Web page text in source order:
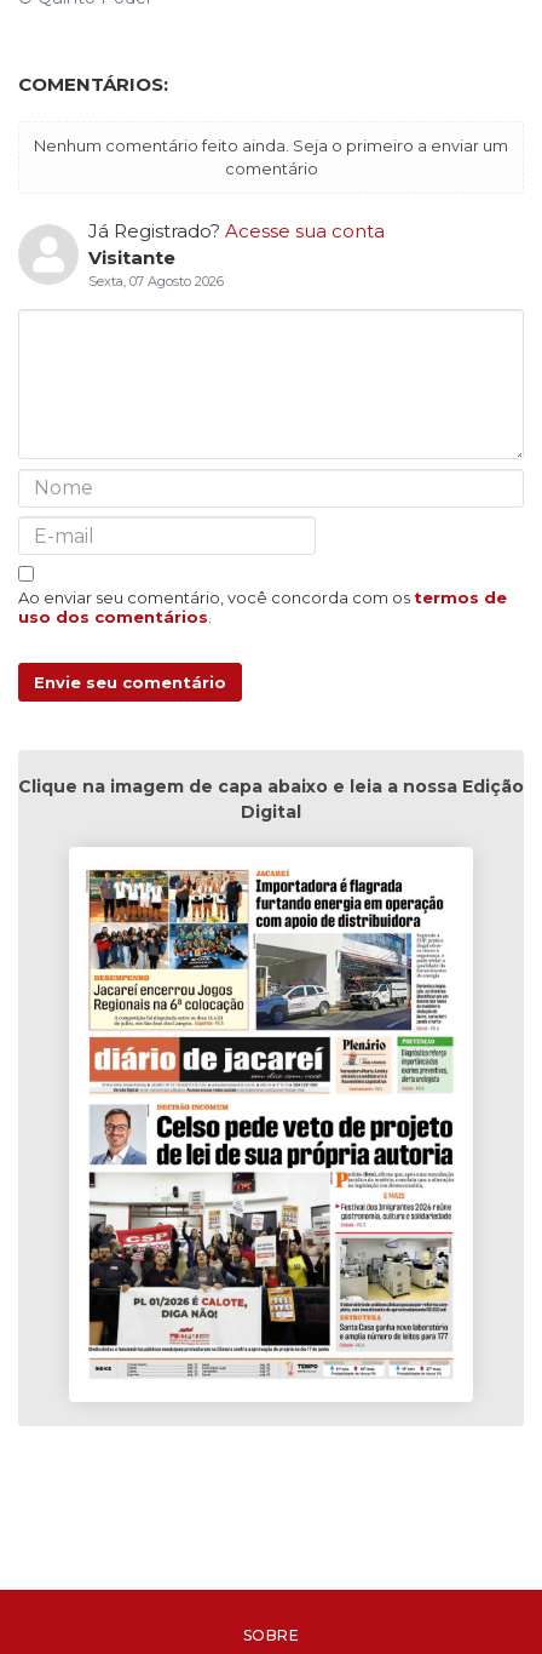
COMENTÁRIOS:
Nenhum comentário feito ainda. Seja o primeiro a enviar um
comentário
Já Registrado? Acesse sua conta
Visitante
Sexta, 07 Agosto 2026
Ao enviar seu comentário, você concorda com os termos de
uso dos comentários
Envie seu comentário
Clique na imagem de capa abaixo e leia a nossa Edição
Digital
SOBRE